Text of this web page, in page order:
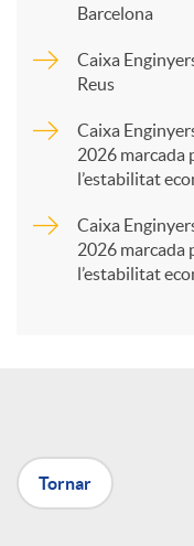
t
X
Barcelona
Caixa
Reus
Caixa
2026 marcada
l’estabilitat
Caixa
2026 marcada
l’estabilitat
Tornar